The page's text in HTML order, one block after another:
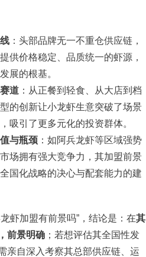
：头部品牌无一不重仓供应链，
供价格稳定、品质统一的虾源，
展的根基。
道：从正餐到轻食、从大店到档
的创新让小龙虾生意突破了场景
吸引了更多元化的投资群体。
与瓶颈：如阿兵龙虾等区域强势
场拥有强大竞争力，其加盟前景
国化战略的决心与配套能力的建
虾加盟有前景吗”，结论是：在其
前景明确；若想评估其全国性发
亲自深入考察其总部供应链、运